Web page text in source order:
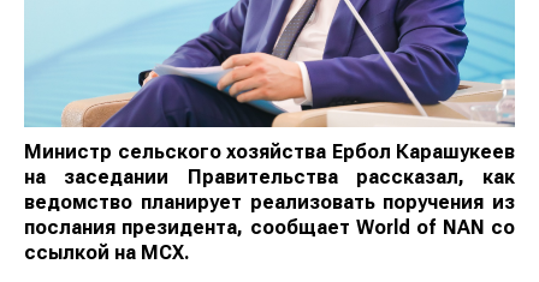
Министр сельского хозяйства Ербол Карашукеев
на заседании Правительства рассказал, как
ведомство планирует реализовать поручения из
послания президента, сообщает World of NAN со
ссылкой на МСХ.